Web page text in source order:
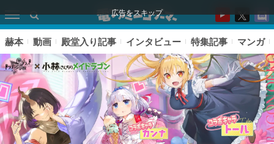
広告をスキップ
赫本 動画 殿堂入り記事 インタビュー 特集記事 マンガ